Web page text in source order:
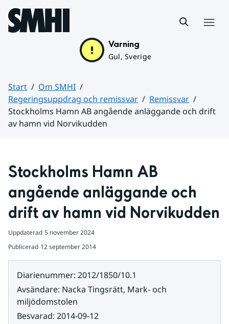
Hoppa till sidans innehåll
Varning
Gul, Sverige
Start
Om SMHI
Regeringsuppdrag och remissvar
Remissvar
Stockholms Hamn AB angående anläggande och drift
av hamn vid Norvikudden
Stockholms Hamn AB
angående anläggande och
drift av hamn vid Norvikudden
Uppdaterad 5 november 2024
Publicerad 12 september 2014
Diarienummer: 2012/1850/10.1
Avsändare: Nacka Tingsrätt, Mark- och
miljödomstolen
Besvarad: 2014-09-12